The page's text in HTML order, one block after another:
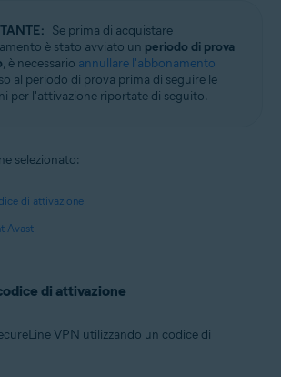
Se prima di acquistare
è stato avviato un periodo di prova
, è necessario annullare l'abbonamento
al periodo di prova prima di seguire le
per l'attivazione riportate di seguito.
selezionato:
di attivazione
Avast
di attivazione
VPN utilizzando un codice di